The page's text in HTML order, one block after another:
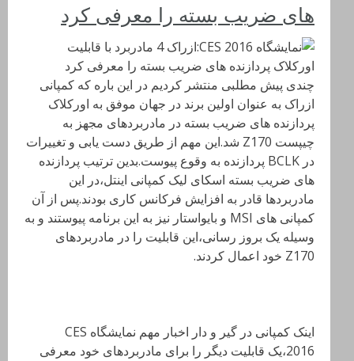
های ضریب بسته را معرفی کرد
چندی پیش مطلبی منتشر کردیم در این باره که کمپانی
ازراک به عنوان اولین برند در جهان موفق به اورکلاک
پردازنده های ضریب بسته در مادربردهای مجهز به
چیپست Z170 شد.این مهم از طریق دست یابی و تغییرات
در BCLK پردازنده به وقوع پیوست.بدین ترتیب پردازنده
های ضریب بسته اسکای لیک کمپانی اینتل،در این
مادربردها قادر به افزایش فرکانس کاری بودند.پس از آن
کمپانی های MSI و بایواستار نیز به این برنامه پیوستند و به
وسیله یک بروز رسانی،این قابلیت را در مادربردهای
Z170 خود اعمال کردند.
اینک کمپانی در گیر و دار اخبار مهم نمایشگاه CES
2016،یک قابلیت دیگر را برای مادربردهای خود معرفی